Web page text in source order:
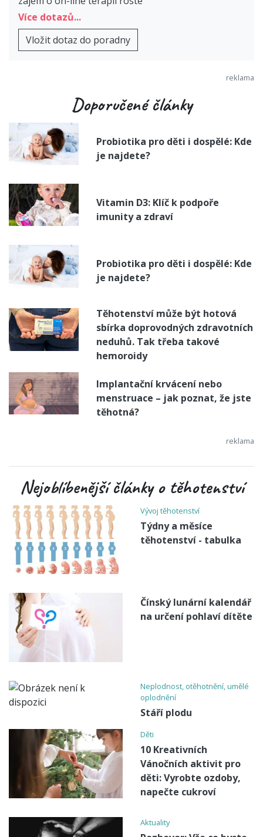
Více dotazů...
Vložit dotaz do poradny
Doporučené články
Probiotika pro děti i dospělé: Kde
je najdete?
Vitamin D3: Klíč k podpoře
imunity a zdraví
Probiotika pro děti i dospělé: Kde
je najdete?
Těhotenství může být hotová
sbírka doprovodných zdravotních
neduhů. Tak třeba takové
hemoroidy
Implantační krvácení nebo
menstruace – jak poznat, že jste
těhotná?
Nejoblíbenější články o těhotenství
Vývoj těhotenství
Týdny a měsíce
těhotenství - tabulka
Čínský lunární kalendář
na určení pohlaví dítěte
Neplodnost, otěhotnění, umělé
oplodnění
Stáří plodu
Děti
10 Kreativních
Vánočních aktivit pro
děti: Vyrobte ozdoby,
napečte cukroví
Aktuality